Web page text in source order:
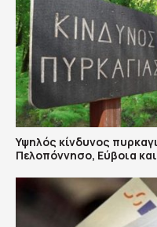
Υψηλός κίνδυνος
Πελοπόννησο, Εύβοια